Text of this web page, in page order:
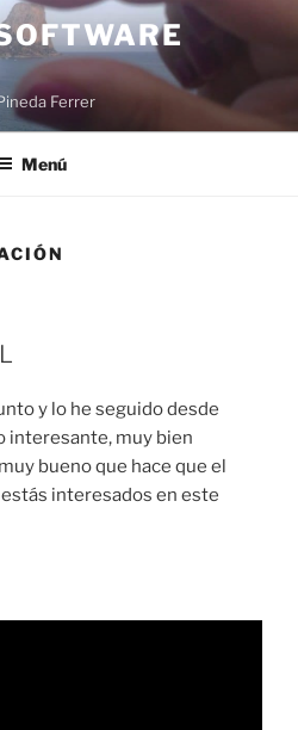
Ferrer
Menú
y lo he seguido desde
interesante, muy bien
bueno que hace que el
interesados en este